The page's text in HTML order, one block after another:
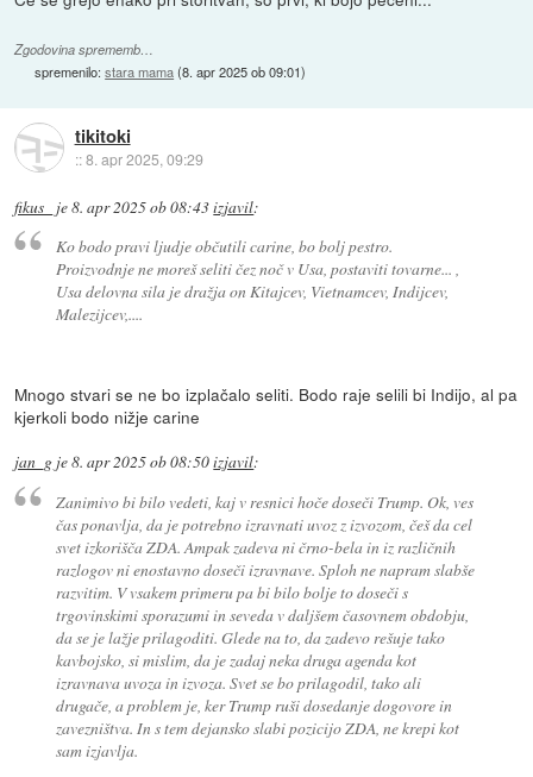
Zgodovina sprememb…
spremenilo:stara mama(8. apr 2025 ob 09:01)
tikitoki
::8. apr 2025, 09:29
fikus_ je8. apr 2025 ob 08:43izjavil:
Ko bodo pravi ljudje občutili carine, bo bolj pestro.
Proizvodnje ne moreš seliti čez noč v Usa, postaviti tovarne... ,
Usa delovna sila je dražja on Kitajcev, Vietnamcev, Indijcev,
Malezijcev,....
Mnogo stvari se ne bo izplačalo seliti. Bodo raje selili bi Indijo, al pa
kjerkoli bodo nižje carine
jan_g je8. apr 2025 ob 08:50izjavil:
Zanimivo bi bilo vedeti, kaj v resnici hoče doseči Trump. Ok, ves
čas ponavlja, da je potrebno izravnati uvoz z izvozom, češ da cel
svet izkorišča ZDA. Ampak zadeva ni črno-bela in iz različnih
razlogov ni enostavno doseči izravnave. Sploh ne napram slabše
razvitim. V vsakem primeru pa bi bilo bolje to doseči s
trgovinskimi sporazumi in seveda v daljšem časovnem obdobju,
da se je lažje prilagoditi. Glede na to, da zadevo rešuje tako
kavbojsko, si mislim, da je zadaj neka druga agenda kot
izravnava uvoza in izvoza. Svet se bo prilagodil, tako ali
drugače, a problem je, ker Trump ruši dosedanje dogovore in
zavezništva. In s tem dejansko slabi pozicijo ZDA, ne krepi kot
sam izjavlja.